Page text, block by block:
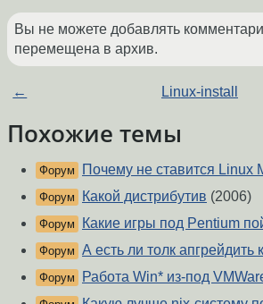
Вы не можете добавлять
перемещена в архив.
← Linux-install
Похожие темы
Форум Почему не ставится Linux
Форум Какой дистрибутив (2006)
Форум Какие игры под Pentium
Форум А есть ли толк апгрейдить
Форум Работа Win* из-под